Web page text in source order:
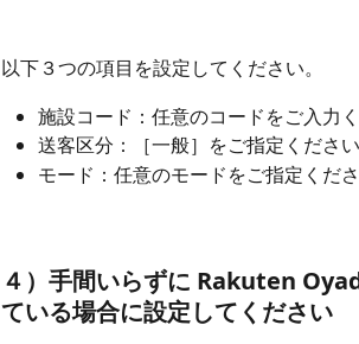
以下３つの項目を設定してください。
施設コード：任意のコードをご入力く
送客区分：［一般］をご指定ください
モード：任意のモードをご指定くださ
４） 手間いらずに Rakuten
ている場合に設定してください